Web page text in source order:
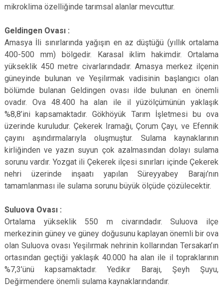
mikroklima özelliğinde tarımsal alanlar mevcuttur.
Geldingen Ovası :
Amasya İli sınırlarında yağışın en az düştüğü (yıllık ortalama
400-500 mm) bölgedir. Karasal iklim hakimdir. Ortalama
yükseklik 450 metre civarlarındadır. Amasya merkez ilçenin
güneyinde bulunan ve Yeşilırmak vadisinin başlangıcı olan
bölümde bulanan Geldingen ovası ilde bulunan en önemli
ovadır. Ova 48.400 ha alan ile il yüzölçümünün yaklaşık
%8,8’ini kapsamaktadır. Gökhöyük Tarım İşletmesi bu ova
üzerinde kuruludur. Çekerek Iramağı, Çorum Çayı, ve Efennik
çayını aşındırmalarıyla oluşmuştur. Sulama kaynaklarının
kirliğinden ve yazın suyun çok azalmasından dolayı sulama
sorunu vardır. Yozgat ili Çekerek ilçesi sınırları içinde Çekerek
nehri üzerinde inşaatı yapılan Süreyyabey Barajı’nın
tamamlanması ile sulama sorunu büyük ölçüde çözülecektir.
Suluova Ovası :
Ortalama yükseklik 550 m civarındadır. Suluova ilçe
merkezinin güney ve güney doğusunu kaplayan önemli bir ova
olan Suluova ovası Yeşilırmak nehrinin kollarından Tersakan’ın
ortasından geçtiği yaklaşık 40.000 ha alan ile il topraklarının
%7,3’ünü kapsamaktadır. Yedikır Barajı, Şeyh Şuyu,
Değirmendere önemli sulama kaynaklarındandır.